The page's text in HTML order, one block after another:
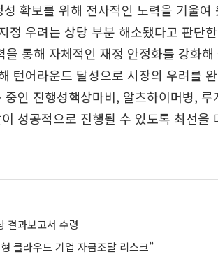
확보를 위해 전사적인 노력을 기울여
정 우려는 상당 부분 해소됐다고 판단
통해 자체적인 재정 안정화를 강화
턴어라운드 달성으로 시장의 우려를
인 진행성핵상마비, 알츠하이머병, 루
성공적으로 진행될 수 있도록 최선을
결과보고서 수령
클라우드 기업 자금조달 리스크”